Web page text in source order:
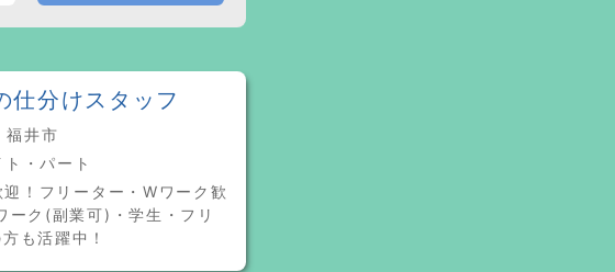
仕分けスタッフ
井市
・パート
！フリーター・Wワーク歓
ク(副業可)・学生・フリ
も活躍中！